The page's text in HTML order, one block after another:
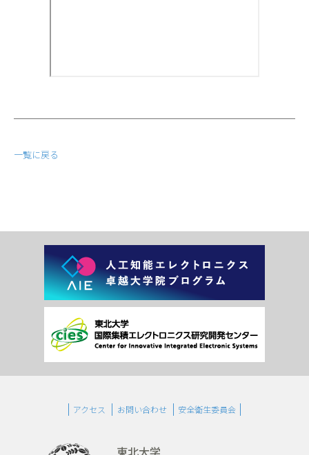
一覧に戻る
アクセス お問い合わせ 安全衛生委員会